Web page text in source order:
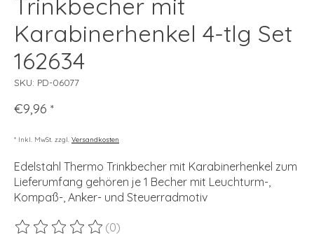
Trinkbecher mit
Karabinerhenkel 4-tlg Set
162634
SKU: PD-06077
€9,96 *
* Inkl. MwSt. zzgl. Versandkosten
Edelstahl Thermo Trinkbecher mit Karabinerhenkel zum
Lieferumfang gehören je 1 Becher mit Leuchturm-,
Kompaß-, Anker- und Steuerradmotiv
Die Bewertung dieses Produkts ist
(0)